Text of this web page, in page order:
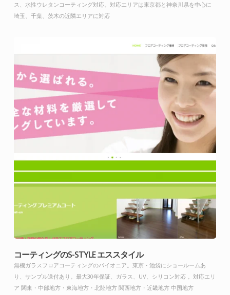
ス、水性ウレタンコーティング対応。対応エリアは東京都と神奈川県を中心に
埼玉、千葉、茨木の近隣エリアに対応
コーティングのS-STYLE エススタイル
無機ガラスフロアコーティングのパイオニア。東京・池袋にショールームあ
り、サンプル送付あり。最大30年保証、ガラス、UV、シリコン対応 。対応エリ
ア 関東・中部地方・東海地方・北陸地方 関西地方・近畿地方 中国地方